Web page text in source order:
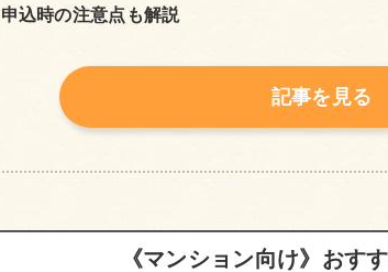
申込時の注意点も解説
記事を見る
《マンション向け》おす